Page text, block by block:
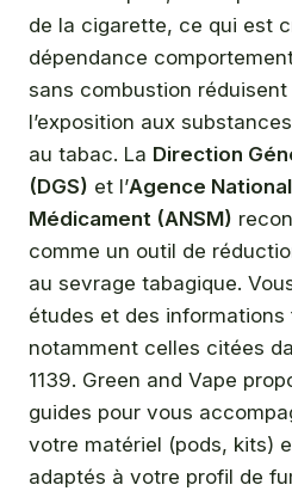
de la cigarette, ce qui est
dépendance
sans combustion
l’exposition aux
au tabac. La Direction
(DGS) et l’Agence
Médicament (ANSM)
comme un outil de
au sevrage tabagique.
études et des
notamment celles citées
1139. Green and Vape
guides pour vous
votre matériel (pods, kits)
adaptés à votre profil de